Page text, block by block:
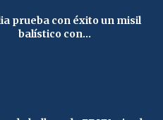
prueba con éxito un misil
balístico con...